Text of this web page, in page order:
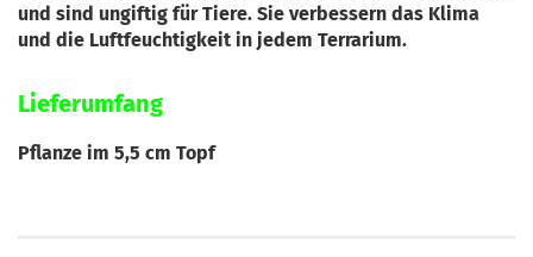
und sind ungiftig für Tiere. Sie verbessern das Klima
und die Luftfeuchtigkeit in jedem Terrarium.
Lieferumfang
Pflanze im 5,5 cm Topf